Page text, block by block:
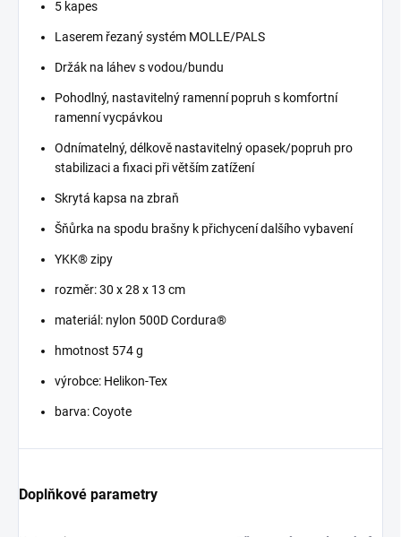
5 kapes
Laserem řezaný systém MOLLE/PALS
Držák na láhev s vodou/bundu
Pohodlný, nastavitelný ramenní popruh s komfortní
ramenní vycpávkou
Odnímatelný, délkově nastavitelný opasek/popruh pro
stabilizaci a fixaci při větším zatížení
Skrytá kapsa na zbraň
Šňůrka na spodu brašny k přichycení dalšího vybavení
YKK® zipy
rozměr: 30 x 28 x 13 cm
materiál: nylon 500D Cordura®
hmotnost 574 g
výrobce: Helikon-Tex
barva: Coyote
Doplňkové parametry